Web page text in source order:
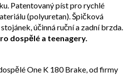
Patentovaný píst pro rychlé
(polyuretan). Špičková
účinná ruční a zadní brzda.
dospělé a teenagery.
One K 180 Brake, od firmy